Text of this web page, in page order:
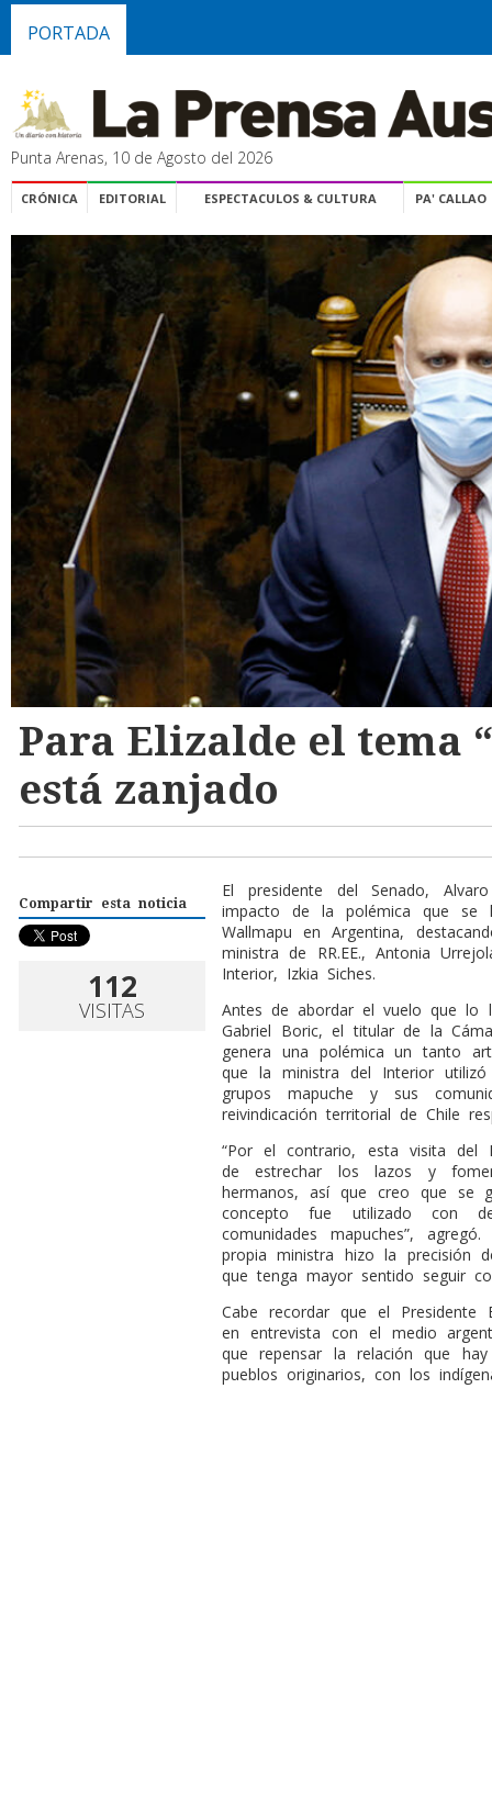
PORTADA
Punta Arenas, 10 de Agosto del 2026
CRÓNICA EDITORIAL ESPECTACULOS & CULTURA PA' CALLAO
Para Elizalde el tema
está zanjado
Compartir esta noticia
112
VISITAS
El presidente del Senado,
impacto de la polémica que se
Wallmapu en Argentina,
ministra de RR.EE., Antonia
Interior, Izkia Siches.
Antes de abordar el vuelo que lo
Gabriel Boric, el titular de la
genera una polémica un tanto
que la ministra del Interior
grupos mapuche y sus
reivindicación territorial de Chile
“Por el contrario, esta visita del
de estrechar los lazos y
hermanos, así que creo que se
concepto fue utilizado con
comunidades mapuches”,
propia ministra hizo la precisión
que tenga mayor sentido seguir
Cabe recordar que el
en entrevista con el medio
que repensar la relación que
pueblos originarios, con los